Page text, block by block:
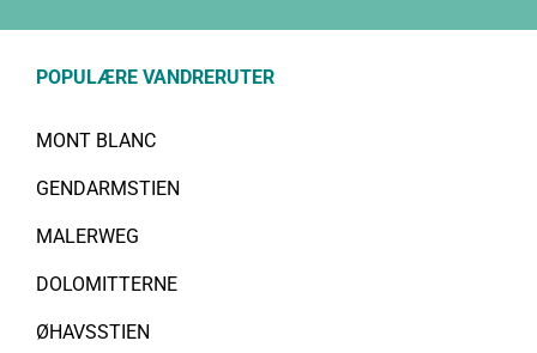
POPULÆRE VANDRERUTER
MONT BLANC
GENDARMSTIEN
MALERWEG
DOLOMITTERNE
ØHAVSSTIEN